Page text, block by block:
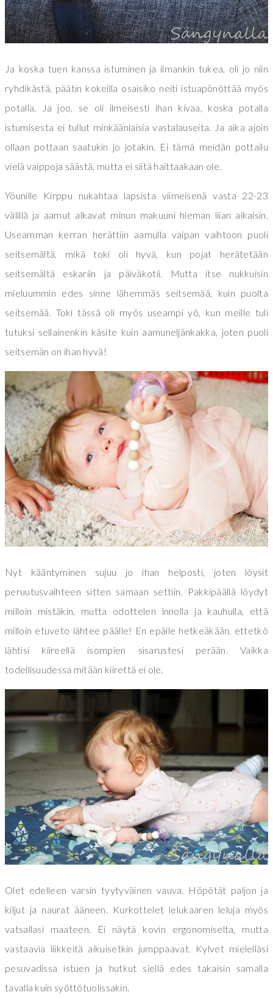
Ja koska tuen kanssa istuminen ja ilmankin tukea, oli jo niin
ryhdikästä, päätin kokeilla osaisiko neiti istuapönöttää myös
potalla. Ja joo, se oli ilmeisesti ihan kivaa, koska potalla
istumisesta ei tullut minkäänlaisia vastalauseita. Ja aika ajoin
ollaan pottaan saatukin jo jotakin. Ei tämä meidän pottailu
vielä vaippoja säästä, mutta ei siitä haittaakaan ole.
Yöunille Kirppu nukahtaa lapsista viimeisenä vasta 22-23
välillä ja aamut alkavat minun makuuni hieman liian aikaisin.
Useamman kerran herättiin aamulla vaipan vaihtoon puoli
seitsemältä, mikä toki oli hyvä, kun pojat herätetään
seitsemältä eskariin ja päiväkotii. Mutta itse nukkuisin
mieluummin edes sinne lähemmäs seitsemää, kuin puolta
seitsemää. Toki tässä oli myös useampi yö, kun meille tuli
tutuksi sellainenkin käsite kuin aamuneljänkakka, joten puoli
seitsemän on ihan hyvä!
Nyt kääntyminen sujuu jo ihan helposti, joten löysit
peruutusvaihteen sitten samaan settiin. Pakkipäällä löydyt
milloin mistäkin, mutta odottelen innolla ja kauhulla, että
milloin etuveto lähtee päälle! En epäile hetkeäkään, ettetkö
lähtisi kiireellä isompien sisarustesi perään. Vaikka
todellisuudessa mitään kiirettä ei ole.
Olet edelleen varsin tyytyväinen vauva. Höpötät paljon ja
kiljut ja naurat ääneen. Kurkottelet lelukaaren leluja myös
vatsallasi maateen. Ei näytä kovin ergonomiselta, mutta
vastaavia liikkeitä aikuisetkin jumppaavat. Kylvet mielelläsi
pesuvadissa istuen ja hutkut siellä edes takaisin samalla
tavalla kuin syöttötuolissakin.